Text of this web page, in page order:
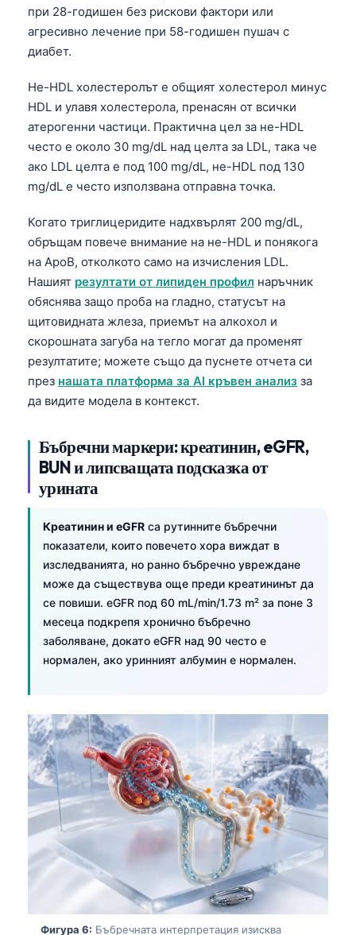
при 28-годишен без рискови фактори или
агресивно лечение при 58-годишен пушач с
диабет.
Нe-HDL холестеролът е общият холестерол минус
HDL и улавя холестерола, пренасян от всички
атерогенни частици. Практична цел за не-HDL
често е около 30 mg/dL над целта за LDL, така че
ако LDL целта е под 100 mg/dL, не-HDL под 130
mg/dL е често използвана отправна точка.
Когато триглицеридите надхвърлят 200 mg/dL,
обръщам повече внимание на не-HDL и понякога
на ApoB, отколкото само на изчисления LDL.
Нашият резултати от липиден профил наръчник
обяснява защо проба на гладно, статусът на
щитовидната жлеза, приемът на алкохол и
скорошната загуба на тегло могат да променят
резултатите; можете също да пуснете отчета си
през нашата платформа за AI кръвен анализ за
да видите модела в контекст.
Бъбречни маркери: креатинин, eGFR,
BUN и липсващата подсказка от
урината
Креатинин и eGFR са рутинните бъбречни
показатели, които повечето хора виждат в
изследванията, но ранно бъбречно увреждане
може да съществува още преди креатининът да
се повиши. eGFR под 60 mL/min/1.73 m² за поне 3
месеца подкрепя хронично бъбречно
заболяване, докато eGFR над 90 често е
нормален, ако уринният албумин е нормален.
Фигура 6: Бъбречната интерпретация изисква
Íslenska
Српски језик
Svenska
Bosanski
Azərbaycan dili
Eesti
日本語
Čeština
ქართული
Lietuvių kalba
Polski
Slovenščina
Magyar
Shqip
मराठी
தமிழ்
ગુજરાતી
ಕನ್ನಡ
മലയാളം
Bahasa Melayu
Tiếng Việt
Tagalog
ไทย
ဗမာစာ
ភាសាខ្មែរ
አማርኛ
Українська
Català
Қазақ тілі